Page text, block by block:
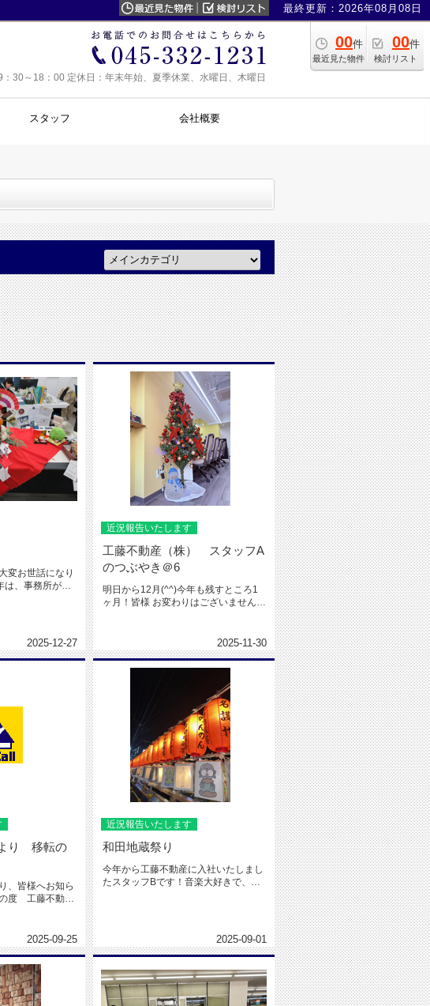
最終更新：2026年08月08日
00件
最近見た物件
00件
検討リスト
：30～18：00 定休日：年末年始、夏季休業、水曜日、木曜日
スタッフ 会社概要
変お世話になり
は、事務所が移
2025-12-27
近況報告いたします
工藤不動産（株） スタッフA
のつぶやき＠6
明日から12月(^^)今年も残すところ1
ヶ月！皆様 お変わりはございませんで
2025-11-30
より 移転の
、皆様へお知ら
度 工藤不動産
2025-09-25
近況報告いたします
和田地蔵祭り
今年から工藤不動産に入社いたしまし
たスタッフBです！音楽大好きで、絵
2025-09-01